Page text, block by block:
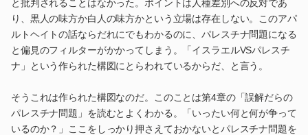
と批判されることはなかった。ポイントは人種差別への反対であ
り、黒人の味方か白人の味方かという立場は存在しない。このアパ
ルトヘイトの話ならだれにでもわかるのに、パレスチナ問題になる
と偏見のフィルターがかかってしまう。「イスラエルVSパレスチ
ナ」という作られた構図にとらわれているからだ、と言う。
そうこれは作られた構図なのだ。このことは第4章の「誤解だらの
パレスチナ問題」を読むとよくわかる。「いったい何と何が争って
いるのか？」ここをしっかり押さえておかないとパレスチナ問題を